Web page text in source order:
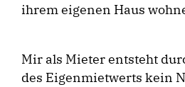
ihrem eigenen Haus
Mir als Mieter entsteht
des Eigenmietwerts kein